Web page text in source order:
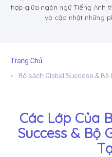
hợp giữa ngôn ngữ Tiếng Anh
và cập nhật những
Trang Chủ
Bộ sách Global Success & Bộ
Các Lớp Của
Success & Bộ